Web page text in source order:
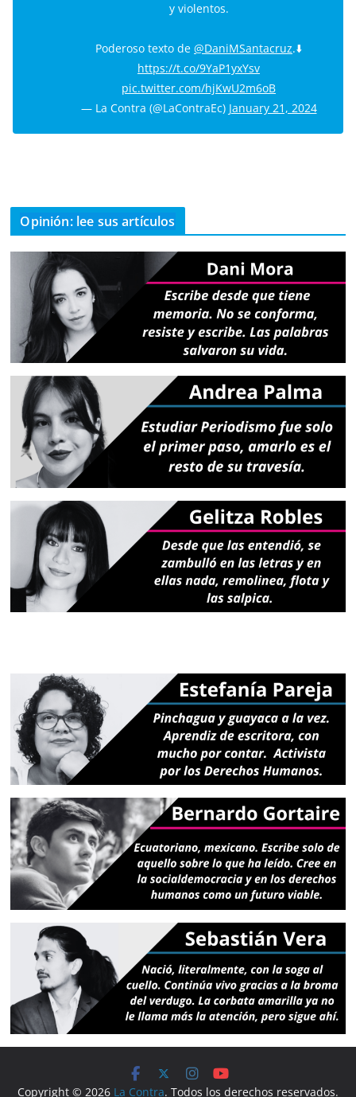
y violentos.
Poderoso texto de @DaniMSantacruz.⬇️
https://t.co/9YaP1yxYsv
pic.twitter.com/hjKwU2m6oB
— La Contra (@LaContraEc) January 21, 2024
Opinión: lee sus artículos
Copyright © 2026 La Contra. Todos los derechos reservados.